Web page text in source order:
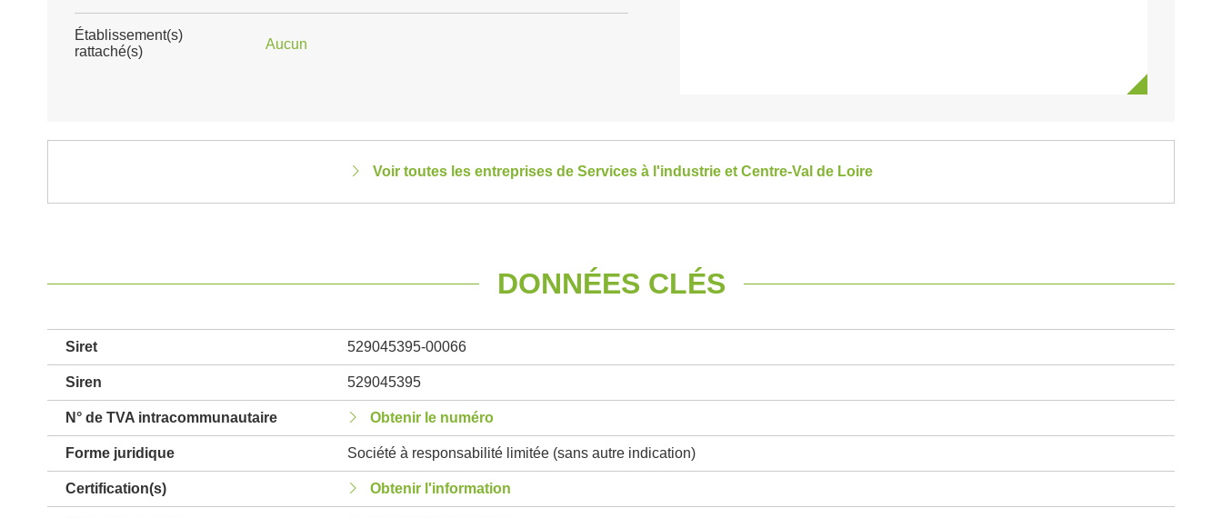
Établissement(s)
rattaché(s)
Aucun
Voir toutes les entreprises de Services à l'industrie et Centre-Val de Loire
DONNÉES CLÉS
Siret 529045395-00066
Siren 529045395
N° de TVA intracommunautaire Obtenir le numéro
Forme juridique Société à responsabilité limitée (sans autre indication)
Certification(s) Obtenir l'information